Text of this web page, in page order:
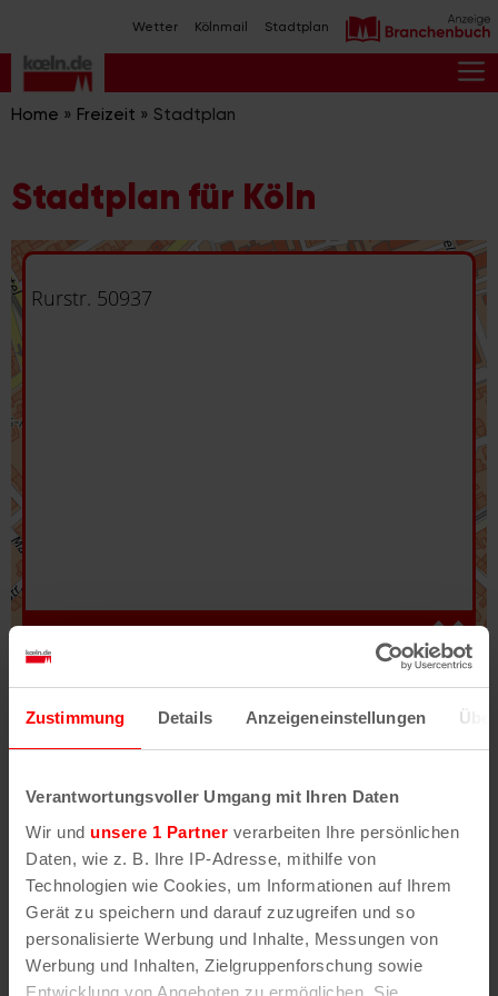
Zustimmung Details Anzeigeneinstellungen
Verantwortungsvoller Umgang mit Ihren Daten
Wir und unsere 1 Partner verarbeiten Ihre persönlichen
Daten, wie z. B. Ihre IP-Adresse, mithilfe von
Technologien wie Cookies, um Informationen auf Ihrem
Gerät zu speichern und darauf zuzugreifen und so
personalisierte Werbung und Inhalte, Messungen von
Werbung und Inhalten, Zielgruppenforschung sowie
Entwicklung von Angeboten zu ermöglichen. Sie
Inhalt
springen
Wetter Kölnmail Stadtplan
Home » Freizeit » Stadtplan
Stadtplan für Köln
Fehler/Problem melden
Darstellung des RVR-Kartenwerks
Stadtplanwerk
erhältst Du unsere koeln.de-Karte mit vielen
weiteren Details wie z.B. Hausnummern.
Unser Stadtplan basiert auf Daten des
OpenStreetMap
-Projekts (
© OpenStreetMap
Mitwirkende
) und von OpenCycleMap.org